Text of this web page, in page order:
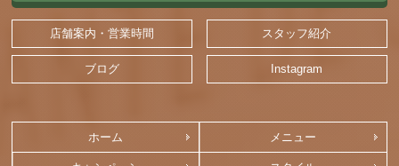
店舗案内・営業時間 スタッフ紹介
ブログ Instagram
ホーム メニュー